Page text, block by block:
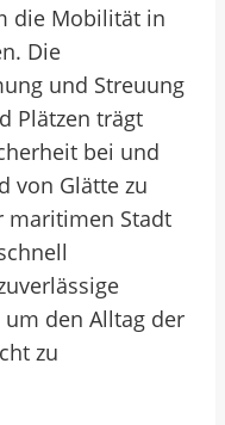
die Mobilität in
Die
und Streuung
Plätzen trägt
bei und
von Glätte zu
maritimen Stadt
den Alltag der
zu